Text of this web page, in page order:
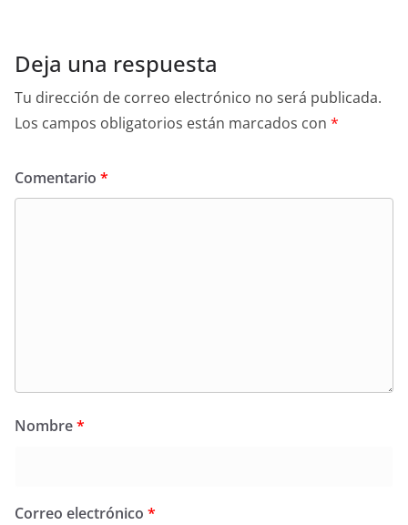
Deja una respuesta
Tu dirección de correo electrónico no será publicada.
Los campos obligatorios están marcados con *
Comentario *
Nombre*
Correo electrónico *